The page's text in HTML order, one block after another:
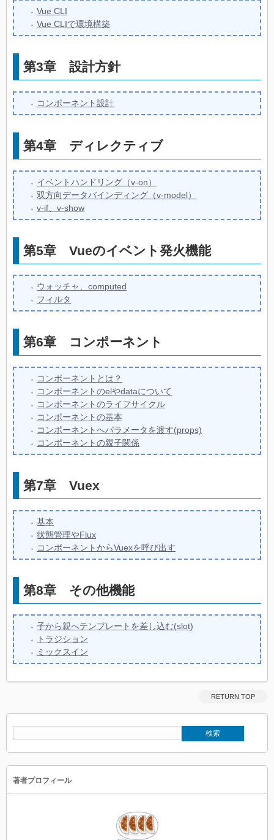
Vue CLI
Vue CLIで環境構築
第3章 設計方針
コンポーネント設計
第4章 ディレクティブ
イベントハンドリング（v-on）
双方向データバインディング（v-model）
v-if、v-show
第5章 Vueのイベント発火機能
ウォッチャ、computed
フィルタ
第6章 コンポーネント
コンポーネントとは？
コンポーネントのelやdataについて
コンポーネントのライフサイクル
コンポーネントの基本
コンポーネントへパラメータを渡す(props)
コンポーネントの親子関係
第7章 Vuex
基本
状態管理やFlux
コンポーネントからVuexを呼び出す
第8章 その他機能
子から親へテンプレートを差し込む(slot)
トラジション
ミックスイン
RETURN TOP
著者プロフィール